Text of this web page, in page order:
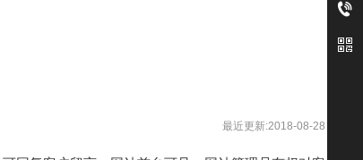
最近更新:2018-08-28